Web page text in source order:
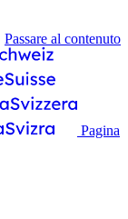
Passare al contenuto
Pagina